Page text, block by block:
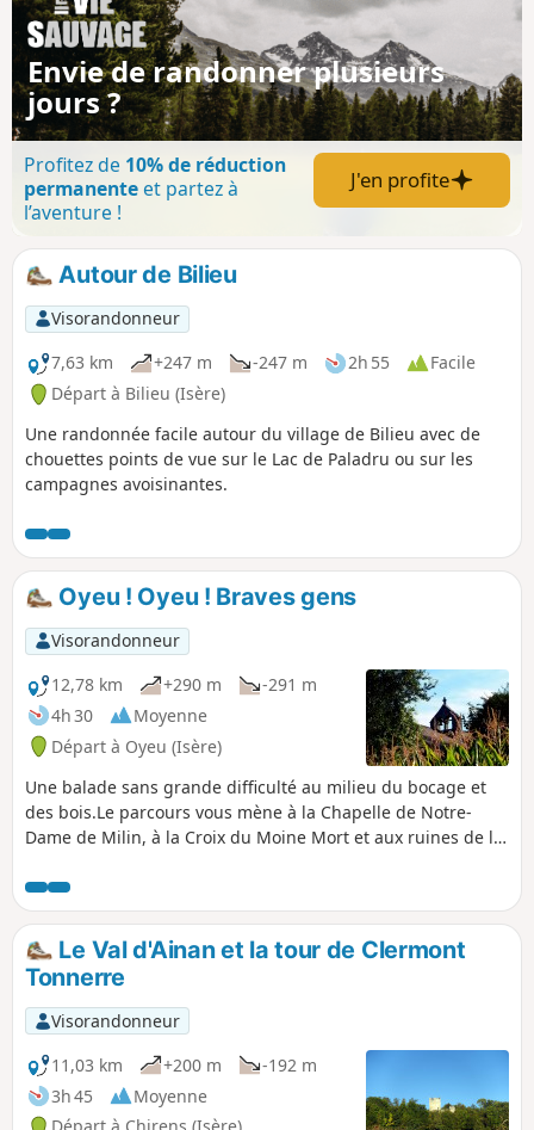
Envie de randonner plusieurs
jours ?
Profitez de 10% de réduction
permanenteet partez à
l’aventure !
J'en profite
Autour de Bilieu
Visorandonneur
7,63 km
+247 m -247 m 2h 55
Facile
Départ à Bilieu (Isère)
Une randonnée facile autour du village de Bilieu avec de
chouettes points de vue sur le Lac de Paladru ou sur les
campagnes avoisinantes.
Oyeu ! Oyeu ! Braves gens
Visorandonneur
12,78 km
+290 m
-291 m
4h 30
Moyenne
Départ à Oyeu (Isère)
Une balade sans grande difficulté au milieu du bocage et
des bois.Le parcours vous mène à la Chapelle de Notre-
Dame de Milin, à la Croix du Moine Mort et aux ruines de la
Le Val d'Ainan et la tour de Clermont
Tonnerre
Visorandonneur
11,03 km
+200 m
-192 m
3h 45
Moyenne